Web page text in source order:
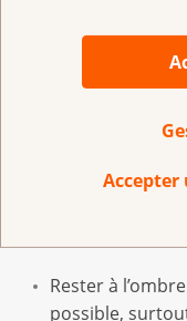
Accepter
prévenir à temps
long terme
une protection
permet d’éviter
Protection
Rester à
possible,